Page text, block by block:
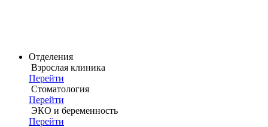
Отделения
Взрослая клиника
Перейти
Стоматология
Перейти
ЭКО и беременность
Перейти